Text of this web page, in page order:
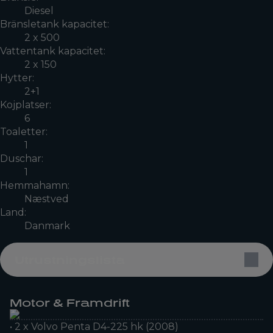
Diesel
Bränsletank kapacitet:
2 x 500
Vattentank kapacitet:
2 x 150
Hytter:
2+1
Kojplatser:
6
Toaletter:
1
Duschar:
1
Hemmahamn:
Næstved
Land:
Danmark
Motor & Framdrift
• 2 x Volvo Penta D4-225 hk (2008)